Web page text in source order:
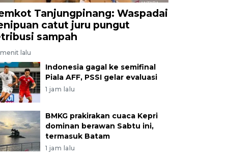
Tanjungpinang: Waspadai
catut juru pungut
sampah
lalu
Indonesia gagal ke semifinal
Piala AFF, PSSI gelar evaluasi
1 jam lalu
BMKG prakirakan cuaca Kepri
dominan berawan Sabtu ini,
termasuk Batam
1 jam lalu